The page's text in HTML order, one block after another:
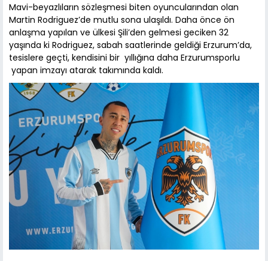
Mavi-beyazlıların sözleşmesi biten oyuncularından olan
Martin Rodriguez’de mutlu sona ulaşıldı. Daha önce ön
anlaşma yapılan ve ülkesi Şili’den gelmesi geciken 32
yaşında ki Rodriguez, sabah saatlerinde geldiği Erzurum’da,
tesislere geçti, kendisini bir yıllığına daha Erzurumsporlu
yapan imzayı atarak takımında kaldı.